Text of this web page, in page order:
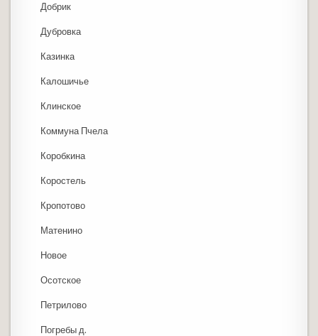
Добрик
Дубровка
Казинка
Калошичье
Клинское
Коммуна Пчела
Коробкина
Коростель
Кропотово
Матенино
Новое
Осотское
Петрилово
Погребы д.